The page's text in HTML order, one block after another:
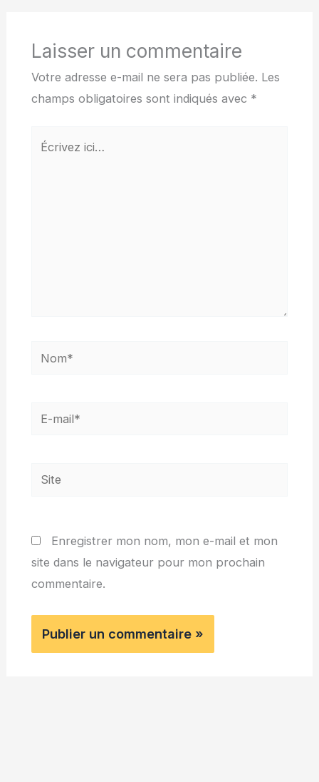
Laisser un commentaire
Votre adresse e-mail ne sera pas publiée. Les
champs obligatoires sont indiqués avec *
Écrivez
Nom*
E-
Site
Enregistrer mon nom, mon e-mail et mon
site dans le navigateur pour mon prochain
commentaire.